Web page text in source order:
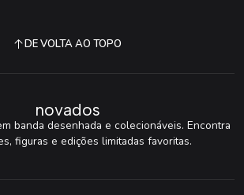
DE VOLTA AO TOPO
novados
banda desenhada e colecionáveis. Encontra
figuras e edições limitadas favoritas.